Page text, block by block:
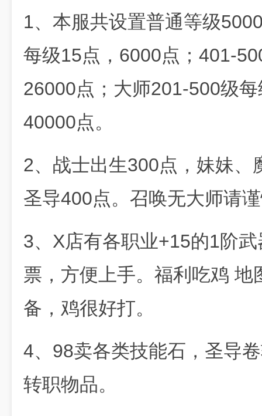
1、本服共设置普通等级
每级15点，6000点；401-
26000点；大师201-500级
40000点。
2、战士出生300点，妹妹、
圣导400点。召唤无大师请
3、X店有各职业+15的1阶
票，方便上手。福利吃鸡
备，鸡很好打。
4、98卖各类技能石，圣导
转职物品。